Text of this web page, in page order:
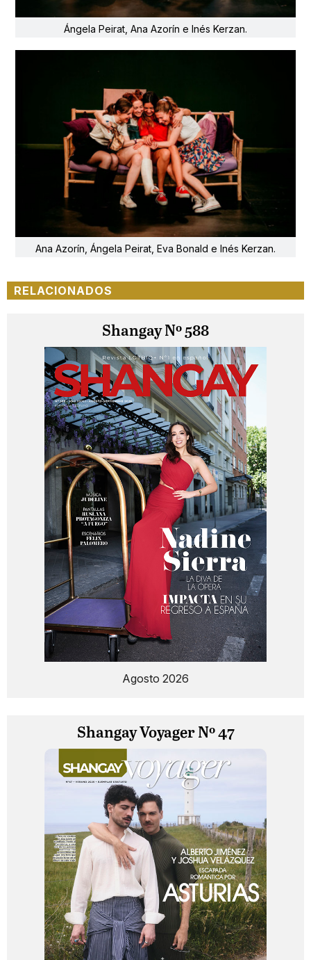
Ángela Peirat, Ana Azorín e Inés Kerzan.
Ana Azorín, Ángela Peirat, Eva Bonald e Inés Kerzan.
RELACIONADOS
Shangay Nº 588
Agosto 2026
Shangay Voyager Nº 47